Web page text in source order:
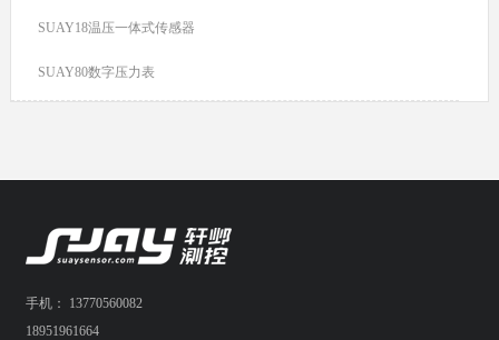
SUAY18温压一体式传感器
SUAY80数字压力表
手机： 13770560082
18951961664